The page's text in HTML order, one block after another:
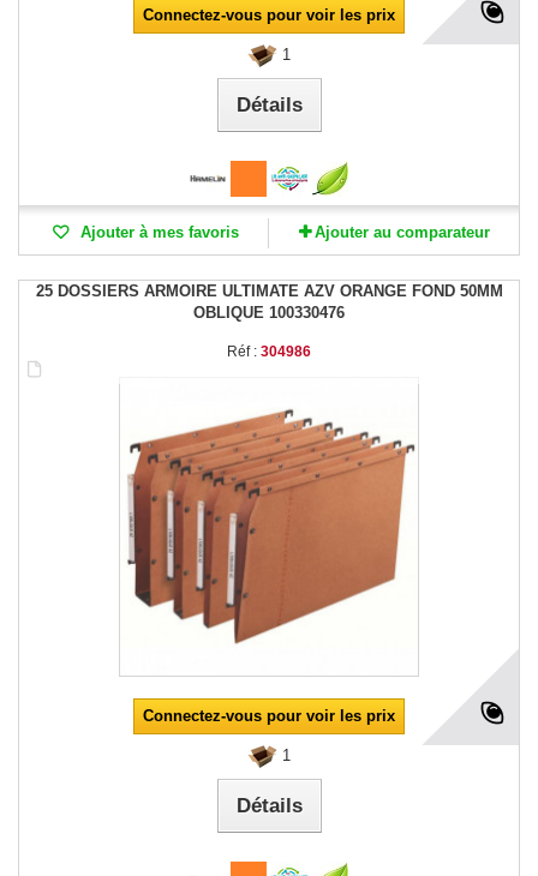
Connectez-vous pour voir les prix
1
Détails
Ajouter à mes favoris Ajouter au comparateur
25 DOSSIERS ARMOIRE ULTIMATE AZV ORANGE FOND 50MM
OBLIQUE 100330476
Réf : 304986
Connectez-vous pour voir les prix
1
Détails